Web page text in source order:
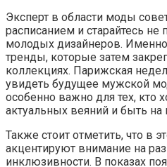
Эксперт в области моды
расписанием и старайтесь не
молодых дизайнеров.
тренды, которые затем
коллекциях. Парижская
увидеть будущее мужской
особенно важно для тех, кто
актуальных веяний и быть на
Также стоит отметить, что в
акцентируют внимание на
инклюзивности. В показах